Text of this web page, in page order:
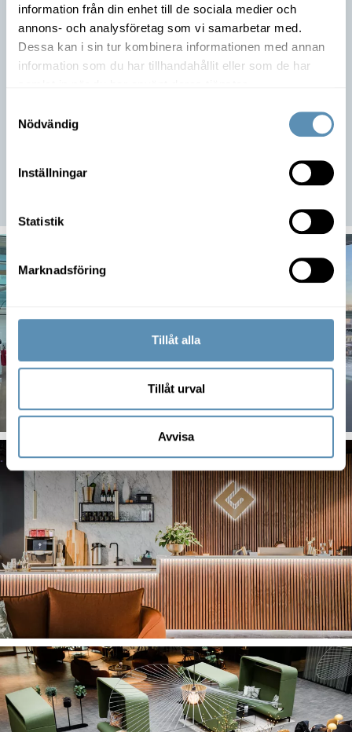
information från din enhet till de sociala medier och
annons- och analysföretag som vi samarbetar med.
Dessa kan i sin tur kombinera informationen med annan
information som du har tillhandahållit eller som de har
Nödvändig
Inställningar
Statistik
Marknadsföring
Tillåt alla
Tillåt urval
Avvisa
efterfrågan och då är attraktiva och
kommunikativa adresser avgörande. När
Helsingborg C skulle renoveras och
erbjuda en attraktiv kontorsmiljö med
Marie Willstrand, Affärsutvecklare på